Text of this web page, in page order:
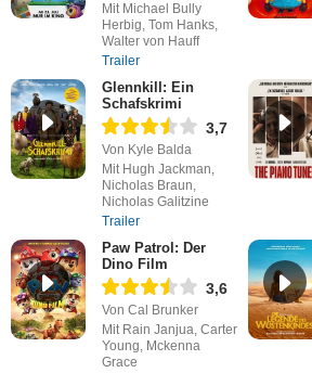
Mit Michael Bully
Herbig, Tom Hanks,
Walter von Hauff
Trailer
Glennkill: Ein
Schafskrimi
3,7
Von Kyle Balda
Mit Hugh Jackman,
Nicholas Braun,
Nicholas Galitzine
Trailer
Paw Patrol: Der
Dino Film
3,6
Von Cal Brunker
Mit Rain Janjua, Carter
Young, Mckenna
Grace